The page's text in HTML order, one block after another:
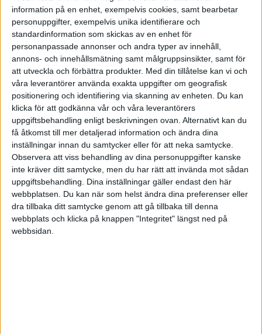
information på en enhet, exempelvis cookies, samt bearbetar
personuppgifter, exempelvis unika identifierare och
standardinformation som skickas av en enhet för
personanpassade annonser och andra typer av innehåll,
annons- och innehållsmätning samt målgruppsinsikter, samt för
att utveckla och förbättra produkter. Med din tillåtelse kan vi och
våra leverantörer använda exakta uppgifter om geografisk
positionering och identifiering via skanning av enheten. Du kan
klicka för att godkänna vår och våra leverantörers
uppgiftsbehandling enligt beskrivningen ovan. Alternativt kan du
få åtkomst till mer detaljerad information och ändra dina
inställningar innan du samtycker eller för att neka samtycke.
Observera att viss behandling av dina personuppgifter kanske
inte kräver ditt samtycke, men du har rätt att invända mot sådan
uppgiftsbehandling. Dina inställningar gäller endast den här
webbplatsen. Du kan när som helst ändra dina preferenser eller
dra tillbaka ditt samtycke genom att gå tillbaka till denna
webbplats och klicka på knappen "Integritet" längst ned på
webbsidan.
2011-10-07 14:56
Finns det inte någon konkursförvaltare du kan
kontakta som har hand om ärendet?
Intresset för konkursbo kan vara hur stort som
helst för rätt köpare. Svårt att säga med så lite
info.
The Ascent: Ny Youtube-kanal för män i en vilsen värld
mcrave